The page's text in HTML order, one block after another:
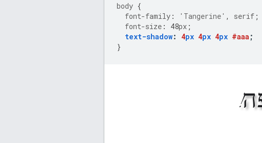
body {
font-family : 'Tangerine' , serif ;
font-size : 48px ;
text-shadow: 4px 4px 4px #aaa ;
}